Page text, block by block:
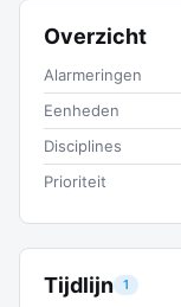
Tijdlijn 1
Overzicht
Alarmeringen
Eenheden
Disciplines
Prioriteit